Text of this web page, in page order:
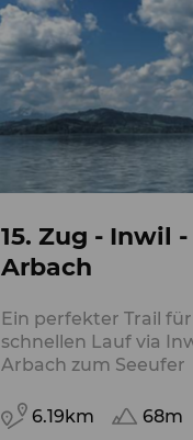
15. Zug - Inwil -
Arbach
Ein perfekter Trail
schnellen Lauf via
Arbach zum Seeufer
6.19km 68m